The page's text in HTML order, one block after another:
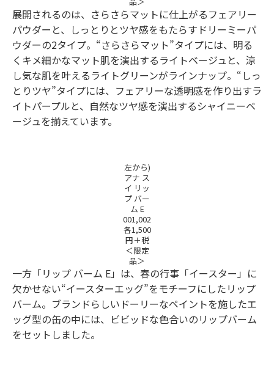
展開されるのは、さらさらマットに仕上がるフェアリー
パウダーと、しっとりとツヤ感をもたらすドリーミーパ
ウダーの2タイプ。“さらさらマット”タイプには、明る
くキメ細かなマット肌を演出するライトベージュと、涼
し気な肌を叶えるライトグリーンがラインナップ。“しっ
とりツヤ”タイプには、フェアリーな透明感を作り出すラ
イトパープルと、自然なツヤ感を演出するシャイニーベ
ージュを揃えています。
左から)
アナ ス
イ リッ
プ バー
ム E
001,002
各1,500
円＋税
＜限定
品＞
一方「リップ バーム E」は、春の行事「イースター」に
欠かせない“イースターエッグ”をモチーフにしたリップ
バーム。ブランドらしいドーリーなペイントを施したエ
ッグ型の缶の中には、ビビッドな色合いのリップバーム
をセットしました。